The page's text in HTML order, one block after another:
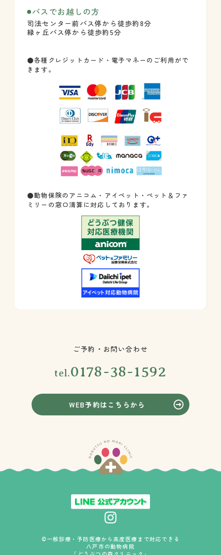
バスでお越しの方
司法センター前バス停から徒歩約8分
緑ヶ丘バス停から徒歩約5分
●各種クレジットカード・電子マネーのご利用がで
きます。
●動物保険のアニコム・アイペット・ペット＆ファ
ミリーの窓口清算に対応しております。
ご予約・お問い合わせ
tel.0178-38-1592
WEB予約はこちらから
©一般診療・予防医療から高度医療まで対応できる
八戸市の動物病院
「どうぶつの森クリニック」